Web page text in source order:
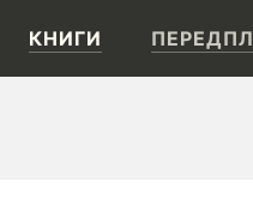
КНИГИ